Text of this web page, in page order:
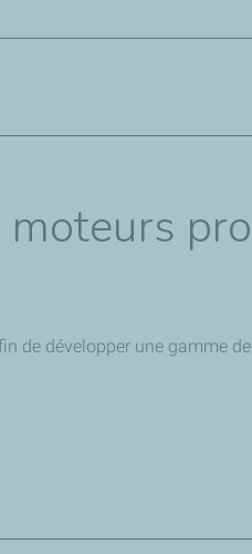
nous a permis de
, particulièrement
de développer une gamme
technique, industriel,